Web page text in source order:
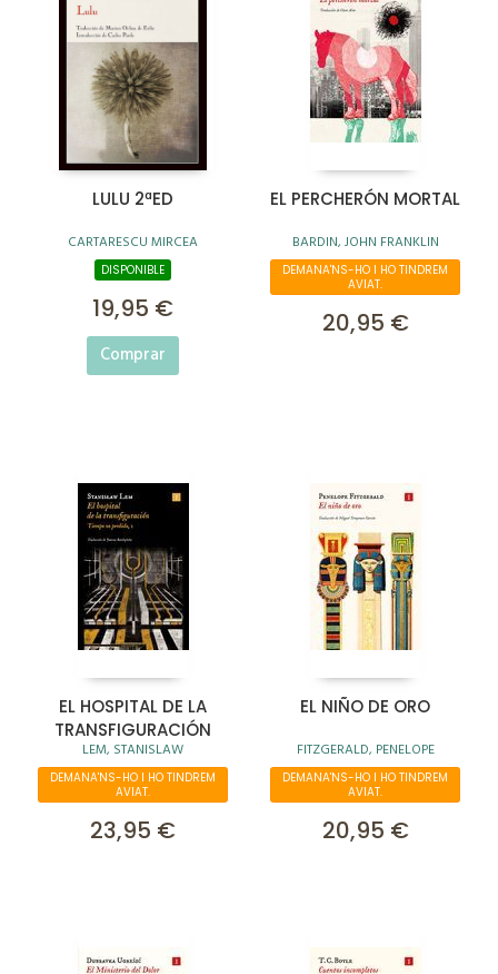
LULU 2ªED
CARTARESCU MIRCEA
DISPONIBLE
19,95 €
Comprar
EL PERCHERÓN MORTAL
BARDIN, JOHN FRANKLIN
DEMANA'NS-HO I HO TINDREM
AVIAT.
20,95 €
EL HOSPITAL DE LA
TRANSFIGURACIÓN
LEM, STANISLAW
DEMANA'NS-HO I HO TINDREM
AVIAT.
23,95 €
EL NIÑO DE ORO
FITZGERALD, PENELOPE
DEMANA'NS-HO I HO TINDREM
AVIAT.
20,95 €